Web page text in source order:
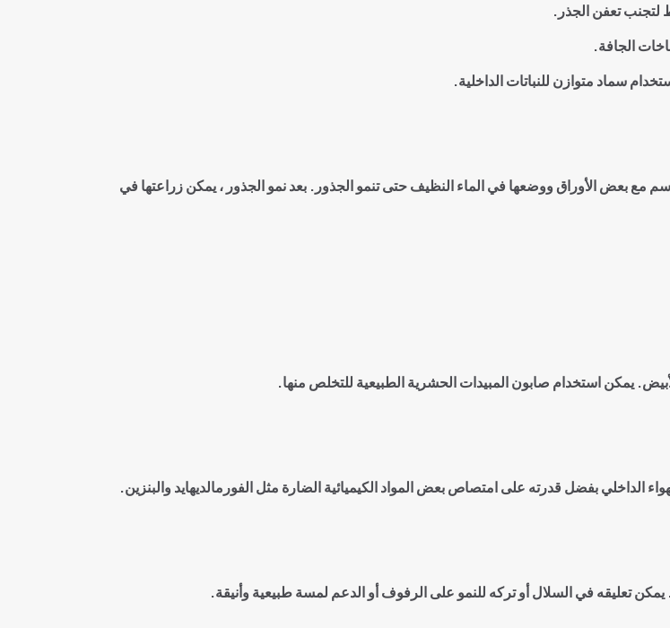
تعفن الجذر .
الجافة.
سماد متوازن للنباتات الداخلية.
نشر بوتس بسهولة باستخدام قصاصات. قم بقطع قطعة من الساق 10-15 سم مع بعض الأوراق ووضعها في الماء النظيف حتى تنمو الجذور. بعد نمو الجذور ، يمكن زراعتها في
يمكن استخدام صابون المبيدات الحشرية الطبيعية للتخلص منها.
الداخلي بفضل قدرته على امتصاص بعض المواد الكيميائية الضارة مثل الفورمالديهايد والبنزين.
يمكن تعليقه في السلال أو تركه للنمو على الرفوف أو الدعم لمسة طبيعية وأنيقة.